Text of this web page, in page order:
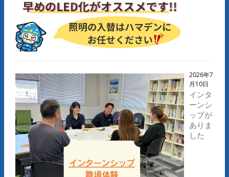
2026年7
月10日
インタ
ーンシ
ップが
ありま
した